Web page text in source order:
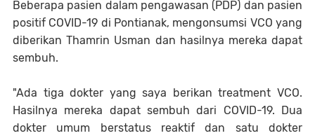
Beberapa pasien dalam pengawasan (PDP) dan pasien
positif COVID-19 di Pontianak, mengonsumsi VCO yang
diberikan Thamrin Usman dan hasilnya mereka dapat
sembuh.
"Ada tiga dokter yang saya berikan treatment VCO.
Hasilnya mereka dapat sembuh dari COVID-19. Dua
dokter umum berstatus reaktif dan satu dokter